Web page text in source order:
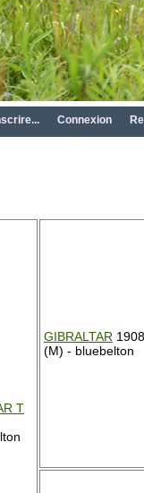
Connexion
T
GIBRALTAR
(M) - bluebelton